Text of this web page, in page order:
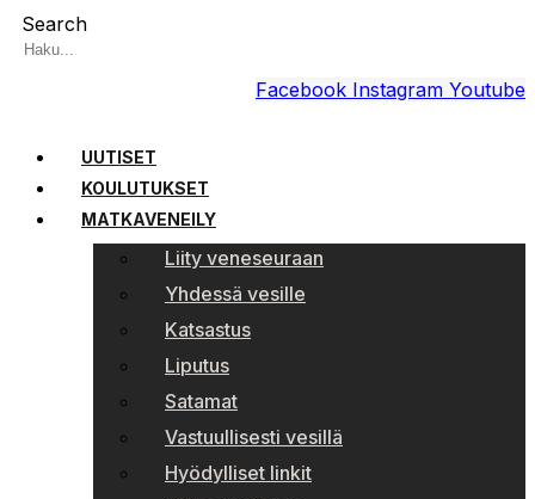
Search
Facebook Instagram Youtube
UUTISET
KOULUTUKSET
MATKAVENEILY
Liity veneseuraan
Yhdessä vesille
Katsastus
Liputus
Satamat
Vastuullisesti vesillä
Hyödylliset linkit